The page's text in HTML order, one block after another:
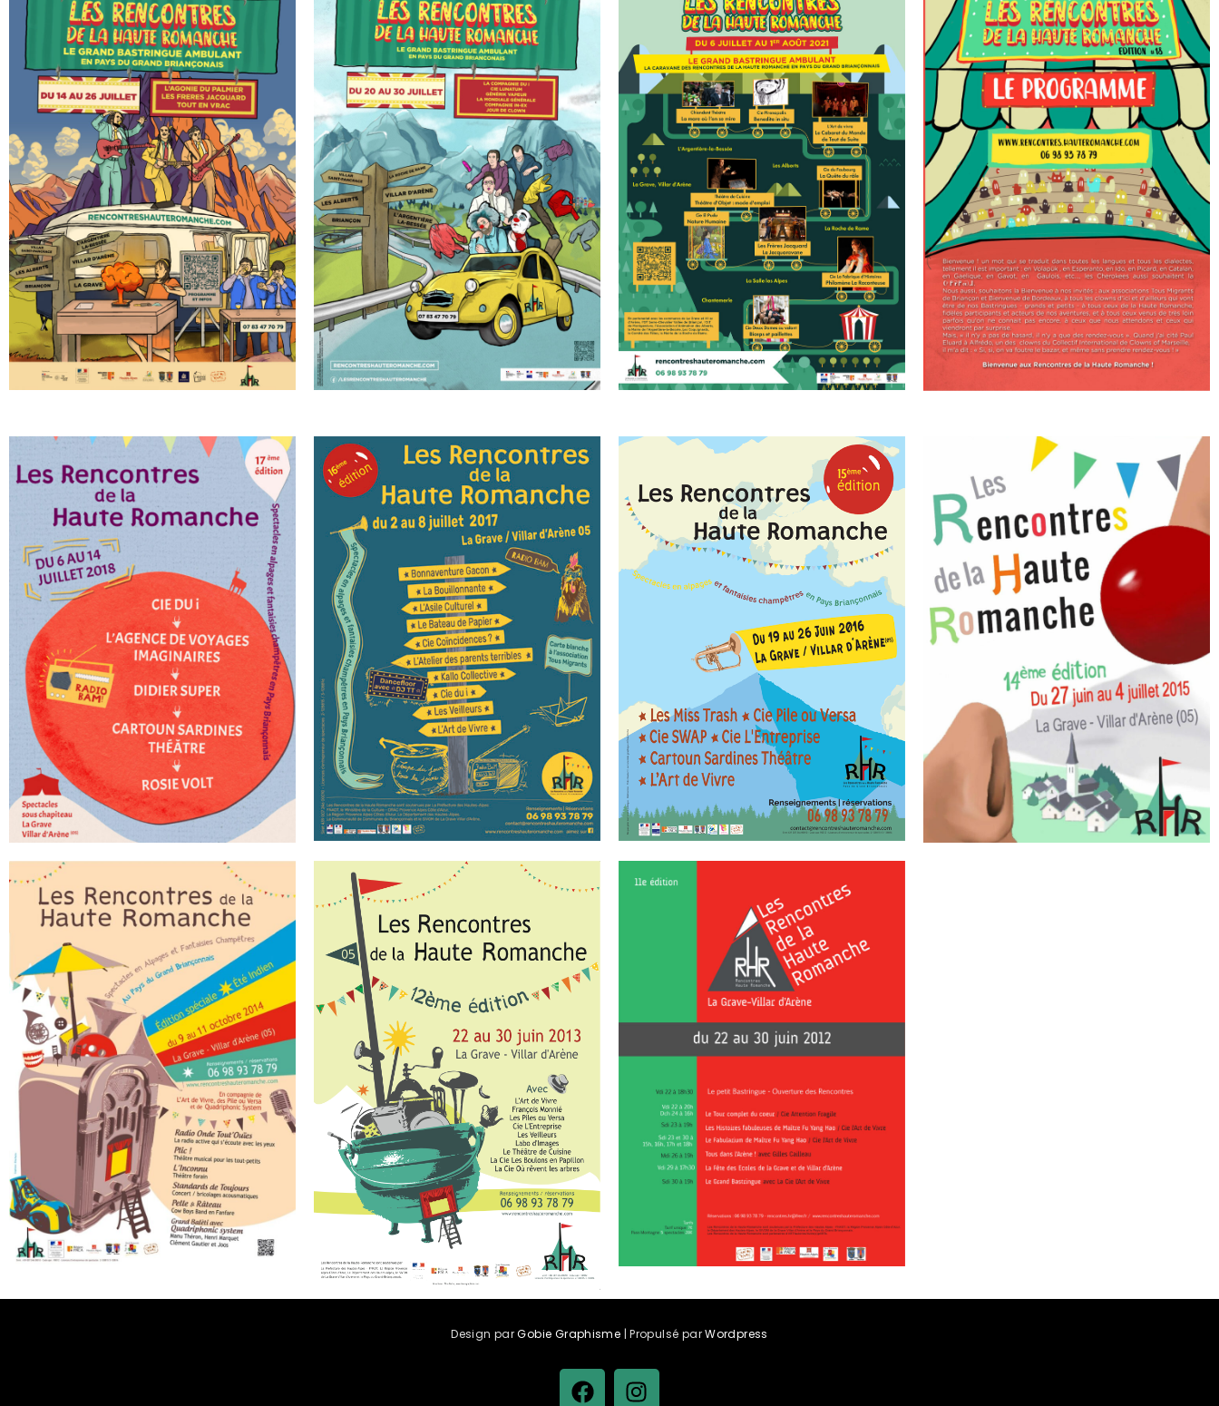
Design parGobie Graphisme | Propulsé parWordpress